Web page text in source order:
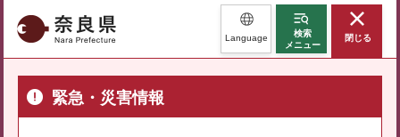
奈良県 Language
検索
メニュー
閉じる
緊急・災害情報